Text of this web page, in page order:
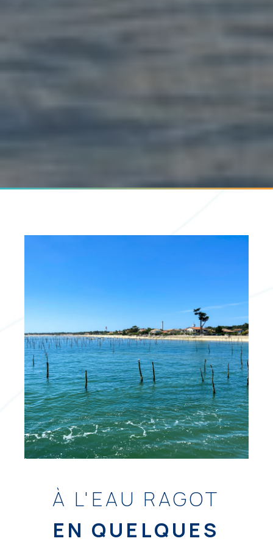
À L'EAU RAGOT
EN QUELQUES